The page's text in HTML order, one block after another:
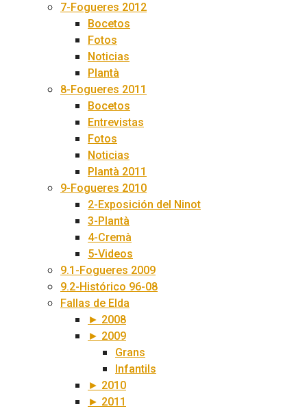
7-Fogueres 2012
Bocetos
Fotos
Noticias
Plantà
8-Fogueres 2011
Bocetos
Entrevistas
Fotos
Noticias
Plantà 2011
9-Fogueres 2010
2-Exposición del Ninot
3-Plantà
4-Cremà
5-Videos
9.1-Fogueres 2009
9.2-Histórico 96-08
Fallas de Elda
► 2008
► 2009
Grans
Infantils
► 2010
► 2011